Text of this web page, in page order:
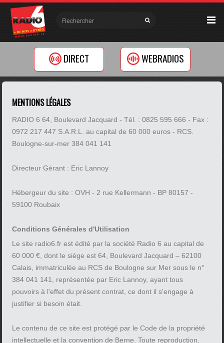
DIRECT WEBRADIOS
MENTIONS LÉGALES
RADIO 6 64, Boulevard Jacquard - Tél. : 0825 595 666 - Fax :
0972 217 447 S.A.R.L. au capital de 60 000 euros - RCS.
Boulogne-sur-mer 384 041 141
Directeur Gérant : Eric Lannoy
Hébergeur du site : OVH - 2 rue Kellermann - BP 80157 -
59100 Roubaix
Conditions Générales d'Utilisation
Le site radio6.fr est édité par la société Radio 6 au capital de
60 000 €, dont le siège est 64, Boulevard Jacquard – 62100
Calais, immatriculée au RCS de Boulogne sur Mer sous le n°
384 041 141, représentée par Eric Lannoy, ayant tous
pouvoirs à l'effet du présent contrat, ce dont il s'engage à
justifier si besoin était.
Le contenu de ce site est protégé par le Code de la propriété
intellectuelle et la convention de Berne. Toute reproduction,